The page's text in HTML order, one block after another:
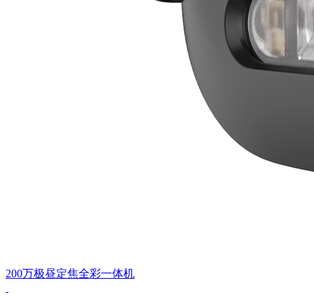
200万极昼定焦全彩一体机